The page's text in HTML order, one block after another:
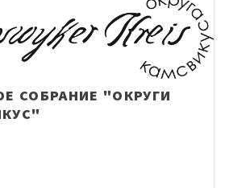
СОБРАНИЕ "ОКРУГИ